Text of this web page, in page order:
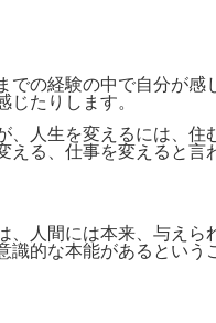
での経験の中で自分が感
じたりします。
、人生を変えるには、住
える、仕事を変えると言
、人間には本来、与えら
識的な本能があるという